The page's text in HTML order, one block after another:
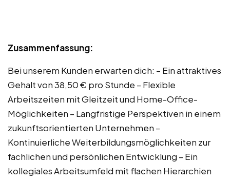
Zusammenfassung:
Bei unserem Kunden erwarten dich: – Ein attraktives
Gehalt von 38,50 € pro Stunde – Flexible
Arbeitszeiten mit Gleitzeit und Home-Office-
Möglichkeiten – Langfristige Perspektiven in einem
zukunftsorientierten Unternehmen –
Kontinuierliche Weiterbildungsmöglichkeiten zur
fachlichen und persönlichen Entwicklung – Ein
kollegiales Arbeitsumfeld mit flachen Hierarchien